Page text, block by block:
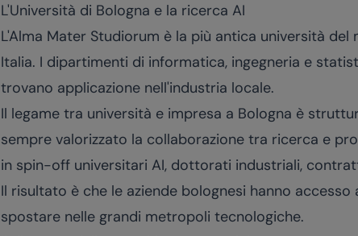
L'Università di Bologna e la ricerca AI
L'Alma Mater Studiorum è la più antica università
Italia. I dipartimenti di informatica, ingegneria e
trovano applicazione nell'industria locale.
Il legame tra università e impresa a Bologna è
sempre valorizzato la collaborazione tra ricerca e
in spin-off universitari AI, dottorati industriali,
Il risultato è che le aziende bolognesi hanno
spostare nelle grandi metropoli tecnologiche.